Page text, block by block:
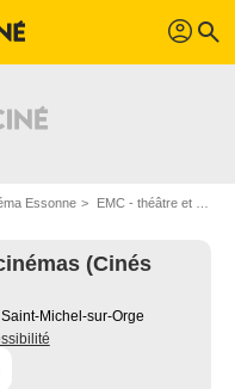
profil search
Essonne EMC - théâtre et cinémas (Cinés Carné) à Saint-Michel-sur-Orge
(Cinés
Michel-sur-Orge